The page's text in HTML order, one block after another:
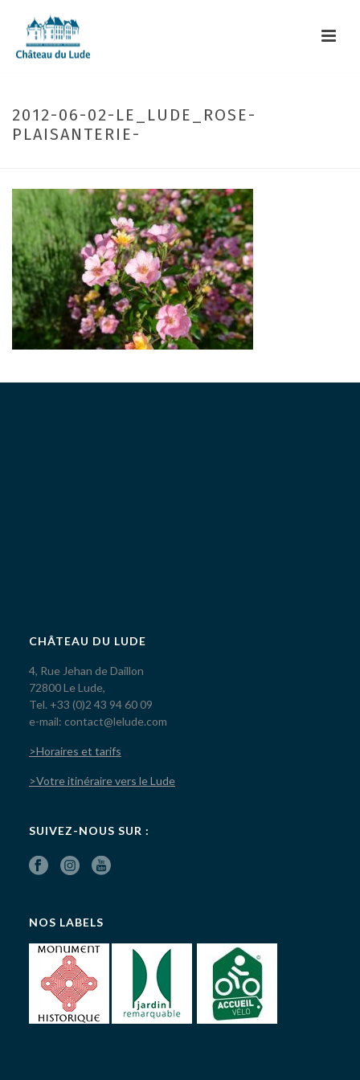
2012-06-02-LE_LUDE_ROSE-
PLAISANTERIE-
CHÂTEAU DU LUDE
4, Rue Jehan de Daillon
72800 Le Lude,
Tel. +33 (0)2 43 94 60 09
e-mail: contact@lelude.com
>Horaires et tarifs
>Votre itinéraire vers le Lude
SUIVEZ-NOUS SUR :
NOS LABELS